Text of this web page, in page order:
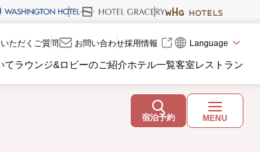
ただくご質問 お問い合わせ採用情報 Language
てラウンジ&ロビーのご紹介ホテル一覧客室レストラン
宿泊予約 MENU